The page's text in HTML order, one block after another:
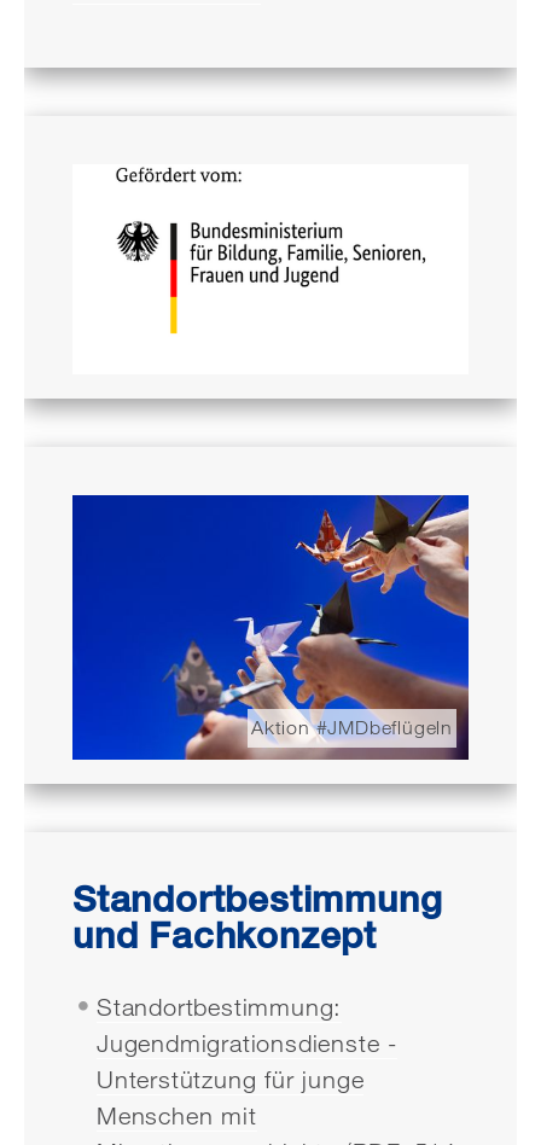
Aktion #JMDbeflügeln
Standortbestimmung
und Fachkonzept
Standortbestimmung:
Jugendmigrationsdienste -
Unterstützung für junge
Menschen mit